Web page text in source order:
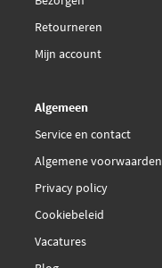
Retourneren
Mijn account
Algemeen
Service en contact
Algemene voorwaarden
Privacy policy
Cookiebeleid
Vacatures